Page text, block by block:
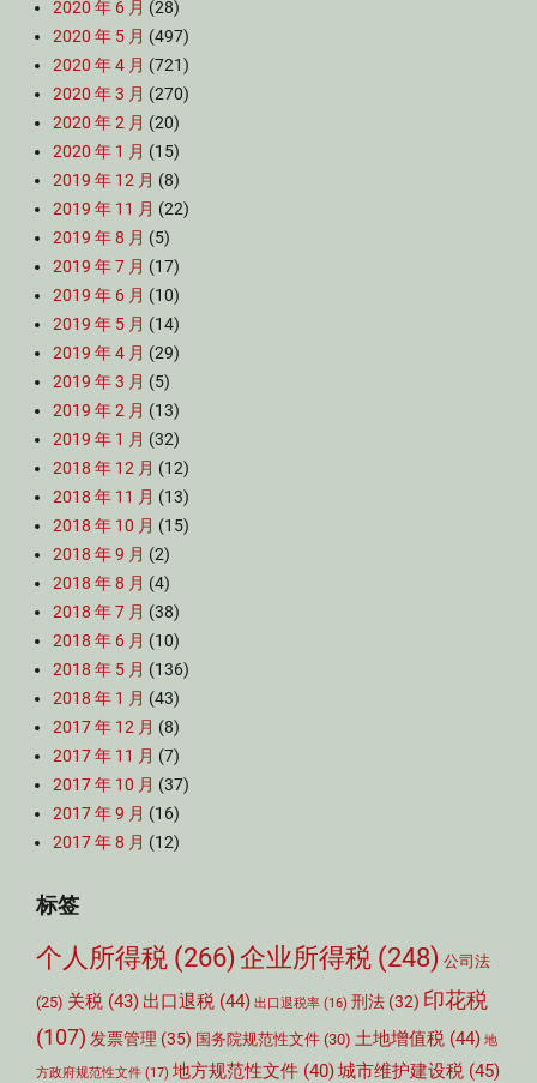
2020 年 6 月 (28)
2020 年 5 月 (497)
2020 年 4 月 (721)
2020 年 3 月 (270)
2020 年 2 月 (20)
2020 年 1 月 (15)
2019 年 12 月 (8)
2019 年 11 月 (22)
2019 年 8 月 (5)
2019 年 7 月 (17)
2019 年 6 月 (10)
2019 年 5 月 (14)
2019 年 4 月 (29)
2019 年 3 月 (5)
2019 年 2 月 (13)
2019 年 1 月 (32)
2018 年 12 月 (12)
2018 年 11 月 (13)
2018 年 10 月 (15)
2018 年 9 月 (2)
2018 年 8 月 (4)
2018 年 7 月 (38)
2018 年 6 月 (10)
2018 年 5 月 (136)
2018 年 1 月 (43)
2017 年 12 月 (8)
2017 年 11 月 (7)
2017 年 10 月 (37)
2017 年 9 月 (16)
2017 年 8 月 (12)
标签
个人所得税 (266) 企业所得税 (248) 公司法
(25) 关税 (43) 出口退税 (44) 出口退税率 (16) 刑法 (32) 印花税
(107) 发票管理 (35) 国务院规范性文件 (30) 土地增值税 (44) 地
方政府规范性文件 (17) 地方规范性文件 (40)城市维护建设税 (45)